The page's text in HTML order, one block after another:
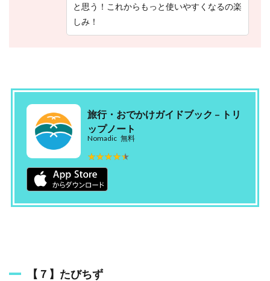
と思う！これからもっと使いやすくなるの楽
しみ！
旅行・おでかけガイドブック – トリ
ップノート
Nomadic 無料
★★★★★
★★★★★
【７】たびちず